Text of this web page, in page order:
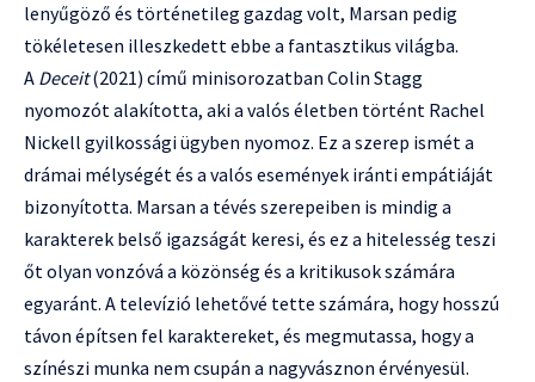
lenyűgöző és történetileg gazdag volt, Marsan pedig
tökéletesen illeszkedett ebbe a fantasztikus világba.
A Deceit(2021) című minisorozatban Colin Stagg
nyomozót alakította, aki a valós életben történt Rachel
Nickell gyilkossági ügyben nyomoz. Ez a szerep ismét a
drámai mélységét és a valós események iránti empátiáját
bizonyította. Marsan a tévés szerepeiben is mindig a
karakterek belső igazságát keresi, és ez a hitelesség teszi
őt olyan vonzóvá a közönség és a kritikusok számára
egyaránt. A televízió lehetővé tette számára, hogy hosszú
távon építsen fel karaktereket, és megmutassa, hogy a
színészi munka nem csupán a nagyvásznon érvényesül.